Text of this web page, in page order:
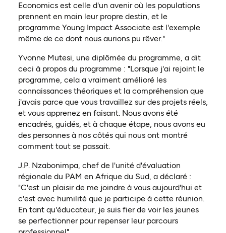
Economics est celle d'un avenir où les populations
prennent en main leur propre destin, et le
programme Young Impact Associate est l'exemple
même de ce dont nous aurions pu rêver."
Yvonne Mutesi, une diplômée du programme, a dit
ceci à propos du programme : "Lorsque j'ai rejoint le
programme, cela a vraiment amélioré les
connaissances théoriques et la compréhension que
j'avais parce que vous travaillez sur des projets réels,
et vous apprenez en faisant. Nous avons été
encadrés, guidés, et à chaque étape, nous avons eu
des personnes à nos côtés qui nous ont montré
comment tout se passait.
J.P. Nzabonimpa, chef de l'unité d'évaluation
régionale du PAM en Afrique du Sud, a déclaré :
"C'est un plaisir de me joindre à vous aujourd'hui et
c'est avec humilité que je participe à cette réunion.
En tant qu'éducateur, je suis fier de voir les jeunes
se perfectionner pour repenser leur parcours